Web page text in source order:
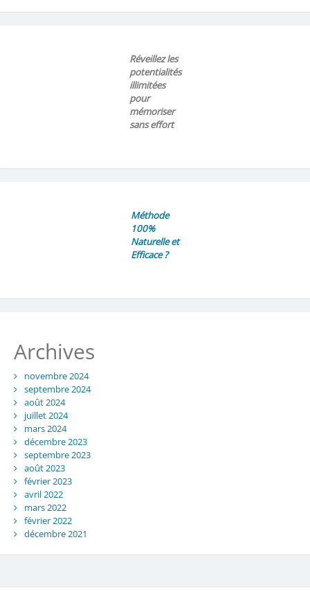
Réveillez les
potentialités
illimitées
pour
mémoriser
sans effort
Méthode
100%
Naturelle et
Efficace ?
Archives
novembre 2024
septembre 2024
août 2024
juillet 2024
mars 2024
décembre 2023
septembre 2023
août 2023
février 2023
avril 2022
mars 2022
février 2022
décembre 2021